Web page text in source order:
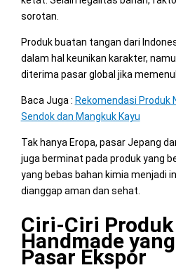
sorotan.
Produk buatan tangan dari
dalam hal keunikan karakter,
diterima pasar global jika
Baca Juga : Rekomendasi Produk
Sendok dan Mangkuk Kayu
Tak hanya Eropa, pasar Jepang
juga berminat pada produk yang
yang bebas bahan kimia menjadi
dianggap aman dan sehat.
Ciri-Ciri Produk
Handmade
Pasar Ekspor